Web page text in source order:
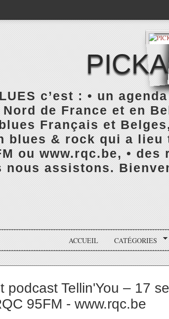
c’est : • un
de France et en
Français et
blues & rock qui a lieu
ou www.rqc.be, •
nous assistons.
ACCUEIL CATÉGORIES
podcast Tellin'You – 17
95FM - www.rqc.be